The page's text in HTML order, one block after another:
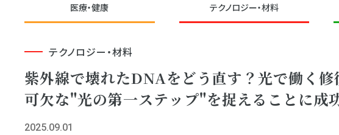
医療・健康 テクノロジー・材料
テクノロジー・材料
紫外線で壊れたDNAをどう直す？光で働く
可欠な"光の第一ステップ"を捉えることに成
2025.09.01